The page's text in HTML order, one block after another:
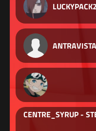
CENTRE_SYRUP -